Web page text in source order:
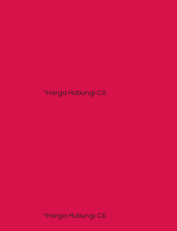
*Harga Hubungi CS
*Harga Hubungi CS